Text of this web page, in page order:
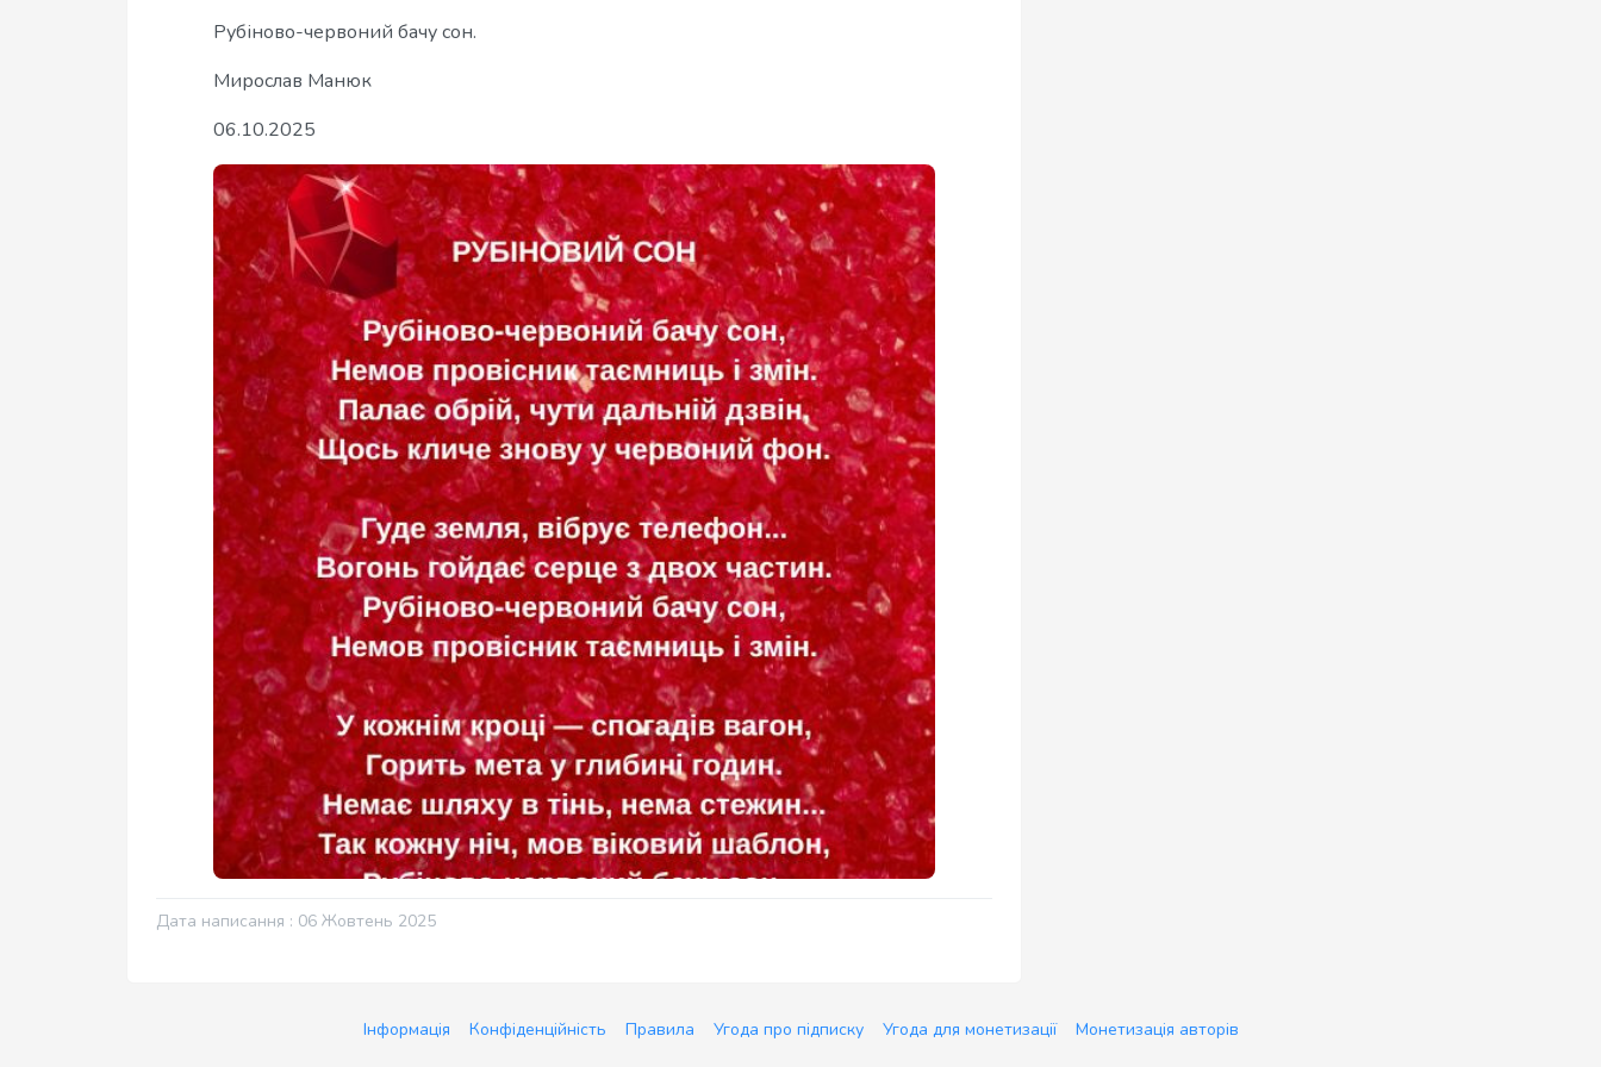
Рубіново-червоний бачу сон.
Мирослав Манюк
06.10.2025
Дата написання : 06 Жовтень 2025
Інформація Конфіденційність Правила Угода про підписку Угода для монетизації Монетизація авторів